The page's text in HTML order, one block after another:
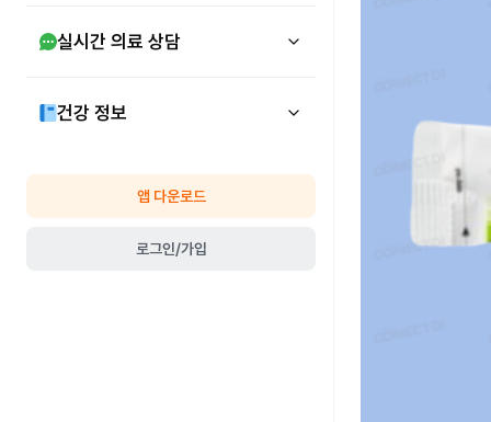
실시간 의료 상담
건강 정보
앱 다운로드
로그인/가입